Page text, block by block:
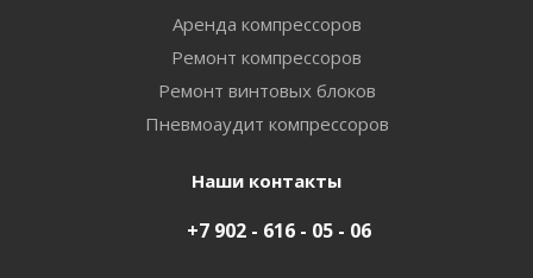
Аренда компрессоров
Ремонт компрессоров
Ремонт винтовых блоков
Пневмоаудит компрессоров
Наши контакты
+7 902 - 616 - 05 - 06